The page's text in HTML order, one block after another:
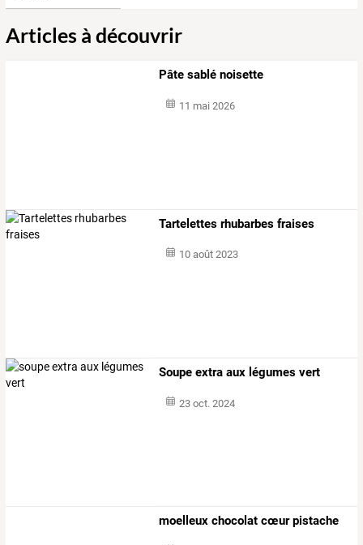
Articles à découvrir
Pâte sablé noisette
11 mai 2026
Tartelettes rhubarbes fraises
10 août 2023
Soupe extra aux légumes vert
23 oct. 2024
moelleux chocolat cœur pistache